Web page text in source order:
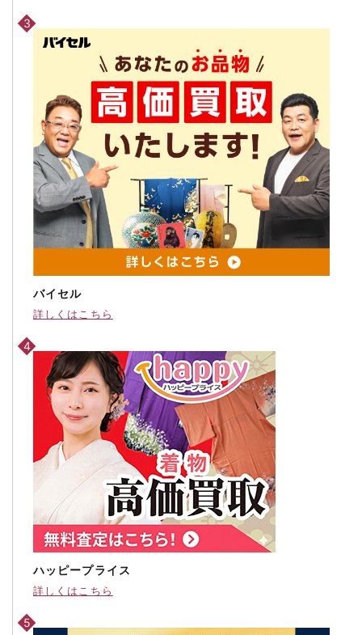
バイセル
詳しくはこちら
ハッピープライス
詳しくはこちら